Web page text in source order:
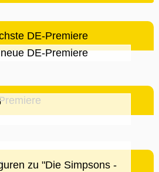
DE-Premiere
DE-Premiere
zu "Die Simpsons -